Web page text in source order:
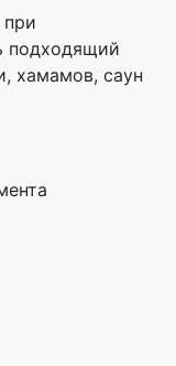
подходящий
хамамов, саун